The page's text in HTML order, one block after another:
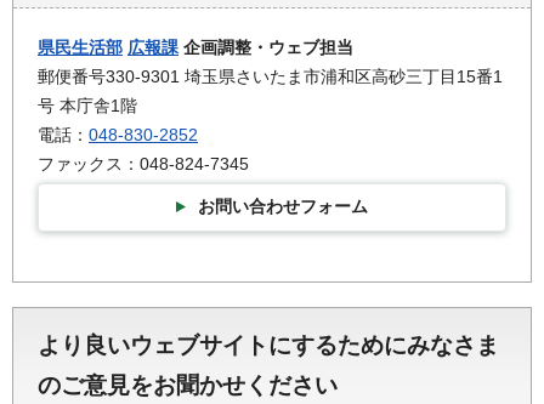
県民生活部 広報課 企画調整・ウェブ担当
郵便番号330-9301 埼玉県さいたま市浦和区高砂三丁目15番1
号 本庁舎1階
電話： 048-830-2852
ファックス：048-824-7345
お問い合わせフォーム
より良いウェブサイトにするためにみなさま
のご意見をお聞かせください